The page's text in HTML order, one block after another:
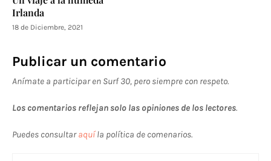
Irlanda
18 de Diciembre, 2021
Publicar un comentario
Anímate a participar en Surf 30, pero siempre con respeto.
Los comentarios reflejan solo las opiniones de los lectores.
Puedes consultaraquíla política de comenarios.